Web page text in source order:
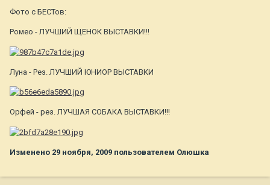
Фото с БЕСТов:
Ромео - ЛУЧШИЙ ЩЕНОК ВЫСТАВКИ!!!
Луна - Рез. ЛУЧШИЙ ЮНИОР ВЫСТАВКИ
Орфей - рез. ЛУЧШАЯ СОБАКА ВЫСТАВКИ!!!
Изменено 29 ноября, 2009 пользователем Олюшка